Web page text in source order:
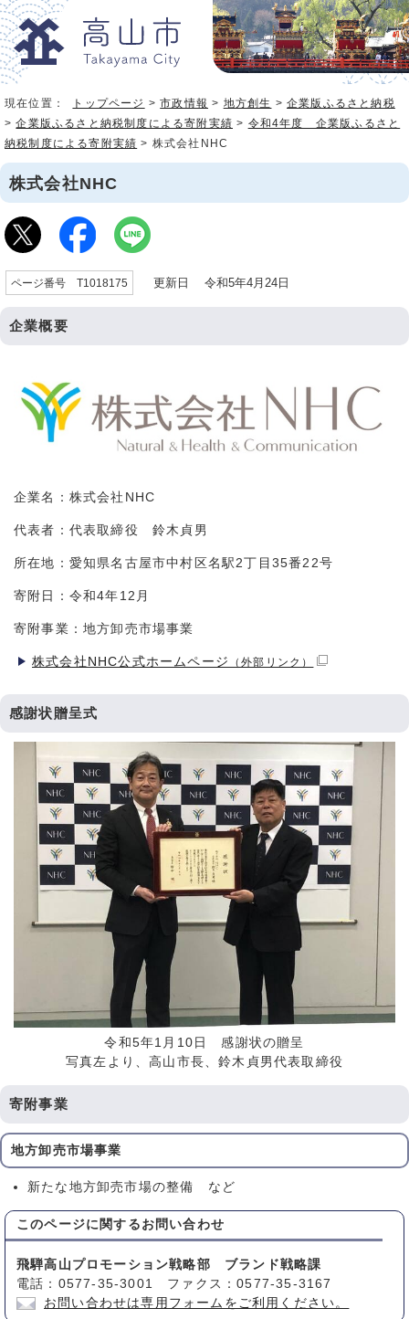
現在位置： トップページ >市政情報 > 地方創生 >企業版ふるさと納税
>企業版ふるさと納税制度による寄附実績 > 令和4年度 企業版ふるさと
納税制度による寄附実績 > 株式会社NHC
株式会社NHC
ページ番号 T1018175 更新日 令和5年4月24日
企業概要
企業名：株式会社NHC
代表者：代表取締役 鈴木貞男
所在地：愛知県名古屋市中村区名駅2丁目35番22号
寄附日：令和4年12月
寄附事業：地方卸売市場事業
株式会社NHC公式ホームページ （外部リンク）
感謝状贈呈式
令和5年1月10日 感謝状の贈呈
写真左より、高山市長、鈴木貞男代表取締役
寄附事業
地方卸売市場事業
新たな地方卸売市場の整備 など
このページに関する お問い合わせ
飛騨高山プロモーション戦略部 ブランド戦略課
電話：0577-35-3001 ファクス：0577-35-3167
お問い合わせは専用フォームをご利用ください。